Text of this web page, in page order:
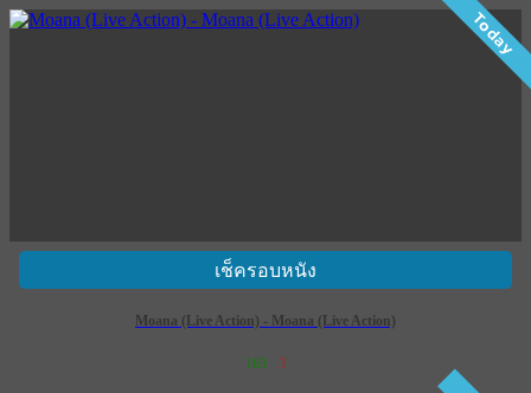
Today
เช็ครอบหนัง
Moana (Live Action) - Moana (Live Action)
163 3